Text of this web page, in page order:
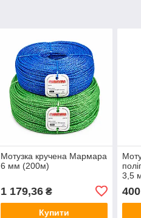
Мотузка кручена Мармара
6 мм (200м)
1 179,36₴
Купити
3,5